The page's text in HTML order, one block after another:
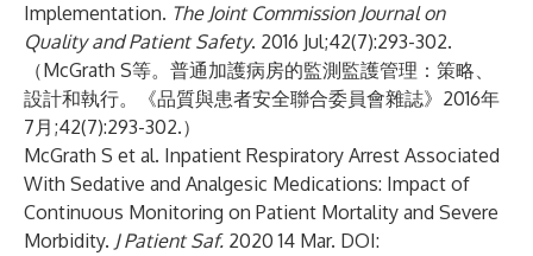
Implementation. The Joint Commission Journal on
Quality and Patient Safety. 2016 Jul;42(7):293-302.
（McGrath S等。普通加護病房的監測監護管理：策略、
設計和執行。《品質與患者安全聯合委員會雜誌》2016年
7月;42(7):293-302.）
McGrath S et al. Inpatient Respiratory Arrest Associated
With Sedative and Analgesic Medications: Impact of
Continuous Monitoring on Patient Mortality and Severe
Morbidity. J Patient Saf. 2020 14 Mar. DOI: